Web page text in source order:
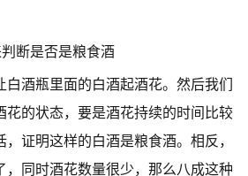
断是否是粮食酒
白酒瓶里面的白酒起酒花。然后我们
花的状态，要是酒花持续的时间比较
证明这样的白酒是粮食酒。相反，
，同时酒花数量很少，那么八成这种